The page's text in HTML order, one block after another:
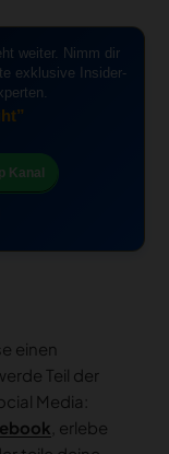
weiter. Nimm dir
exklusive Insider-
Kanal
einen
Teil der
Media:
, erlebe